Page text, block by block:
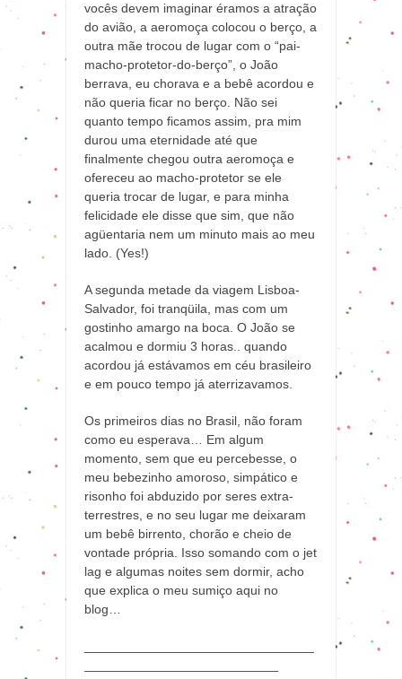
vocês devem imaginar éramos a atração
do avião, a aeromoça colocou o berço, a
outra mãe trocou de lugar com o “pai-
macho-protetor-do-berço”, o João
berrava, eu chorava e a bebê acordou e
não queria ficar no berço. Não sei
quanto tempo ficamos assim, pra mim
durou uma eternidade até que
finalmente chegou outra aeromoça e
ofereceu ao macho-protetor se ele
queria trocar de lugar, e para minha
felicidade ele disse que sim, que não
agüentaria nem um minuto mais ao meu
lado. (Yes!)
A segunda metade da viagem Lisboa-
Salvador, foi tranqüila, mas com um
gostinho amargo na boca. O João se
acalmou e dormiu 3 horas.. quando
acordou já estávamos em céu brasileiro
e em pouco tempo já aterrizavamos.
Os primeiros dias no Brasil, não foram
como eu esperava… Em algum
momento, sem que eu percebesse, o
meu bebezinho amoroso, simpático e
risonho foi abduzido por seres extra-
terrestres, e no seu lugar me deixaram
um bebê birrento, chorão e cheio de
vontade própria. Isso somando com o jet
lag e algumas noites sem dormir, acho
que explica o meu sumiço aqui no
blog…